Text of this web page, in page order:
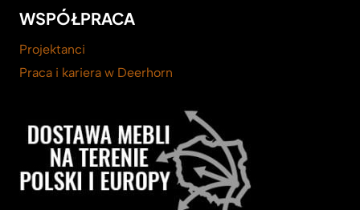
WSPÓŁPRACA
Projektanci
Praca i kariera w Deerhorn